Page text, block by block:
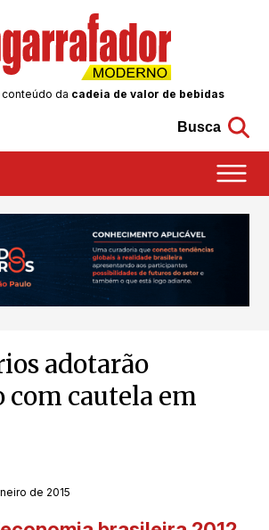
da cadeia de valor de bebidas
Busca
adotarão
cautela em
de 2015